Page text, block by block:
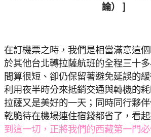
論） ]
在訂機票之時，我們是相當滿意這
於其他台北轉拉薩航班的全程三十
間算很短、卻仍保留著避免延誤的
利用夜半時分來抵銷交通與轉機的
拉薩又是美好的一天；同時同行夥
乾脆待在機場連住宿錢都省了，看起
到這一切，正將我們的西藏第一門